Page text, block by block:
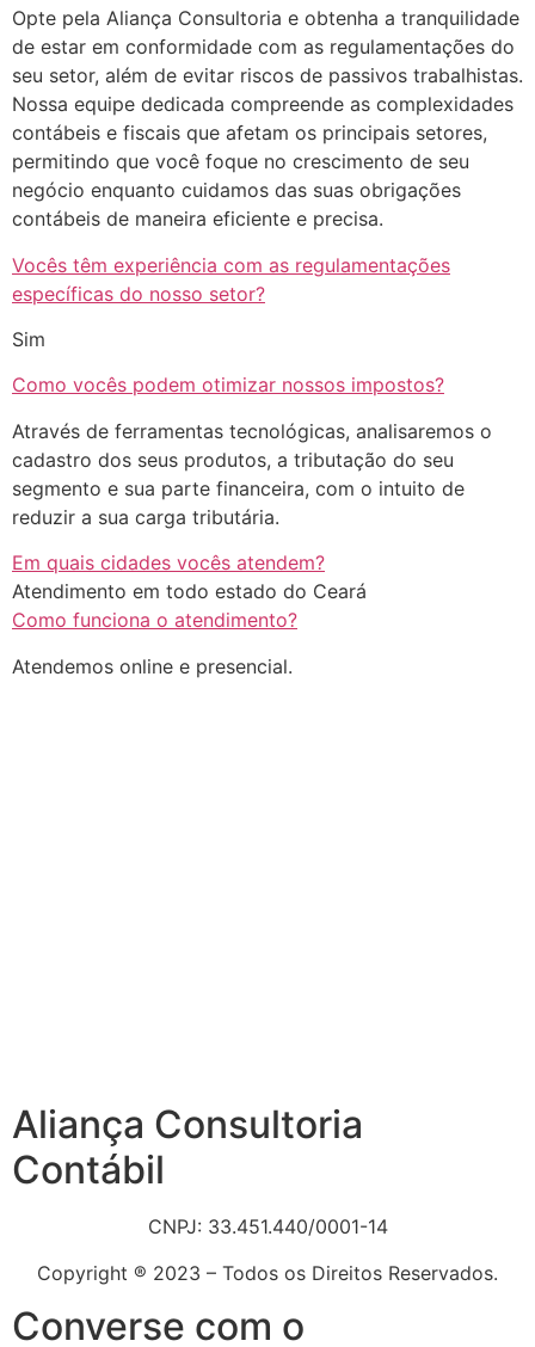
Opte pela Aliança Consultoria e obtenha a tranquilidade
de estar em conformidade com as regulamentações do
seu setor, além de evitar riscos de passivos trabalhistas.
Nossa equipe dedicada compreende as complexidades
contábeis e fiscais que afetam os principais setores,
permitindo que você foque no crescimento de seu
negócio enquanto cuidamos das suas obrigações
contábeis de maneira eficiente e precisa.
Vocês têm experiência com as regulamentações
específicas do nosso setor?
Sim
Como vocês podem otimizar nossos impostos?
Através de ferramentas tecnológicas, analisaremos o
cadastro dos seus produtos, a tributação do seu
segmento e sua parte financeira, com o intuito de
reduzir a sua carga tributária.
Em quais cidades vocês atendem?
Atendimento em todo estado do Ceará
Como funciona o atendimento?
Atendemos online e presencial.
Aliança Consultoria
Contábil
CNPJ: 33.451.440/0001-14
Copyright ® 2023 – Todos os Direitos Reservados.
Converse com o